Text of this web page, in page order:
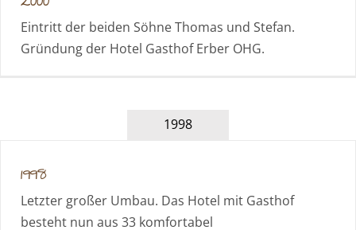
Eintritt der beiden Söhne Thomas und Stefan.
Gründung der Hotel Gasthof Erber OHG.
1998
1998
Letzter großer Umbau. Das Hotel mit Gasthof
besteht nun aus 33 komfortabel